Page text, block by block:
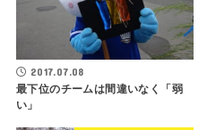
2017.07.08
最下位のチームは間違いなく「弱
い」